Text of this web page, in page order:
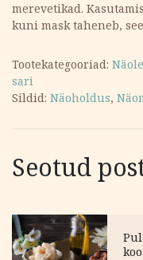
merevetikad.
kuni mask taheneb,
Tootekategooriad: Näole
sari
Sildid: Näoholdus,
Seotud